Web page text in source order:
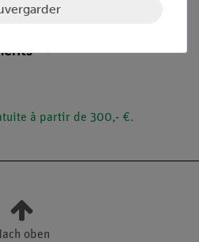
à partir de 300,- €.
oben